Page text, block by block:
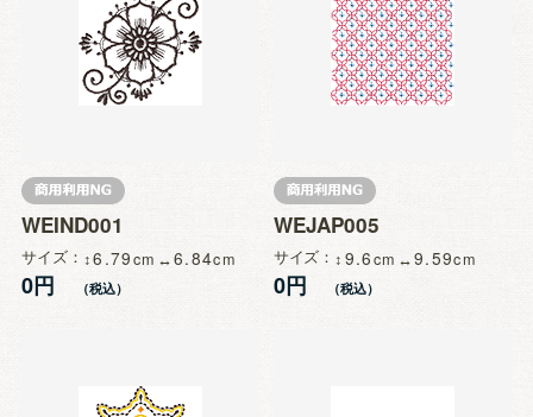
WEIND001
サイズ 6.79 6.84
0円
WEJAP005
サイズ 9.6 9.59
0円